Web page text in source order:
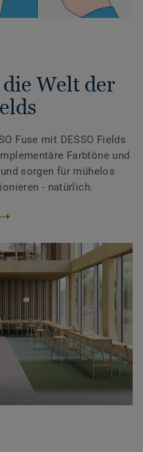
Welt der
Fuse mit DESSO Fields
Farbtöne und
sorgen für mühelos
- natürlich.